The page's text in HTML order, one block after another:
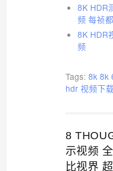
8K HDR
频 每祯
8K HDR
频
Tags: 8k 8k
hdr 视频下载
8
示视频
比视界